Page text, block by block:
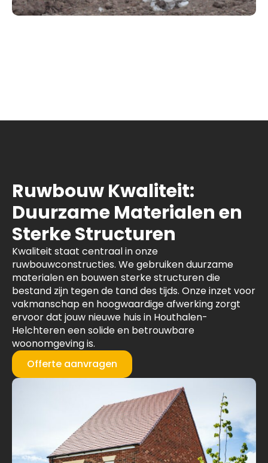
Ruwbouw Kwaliteit:
Duurzame Materialen en
Sterke Structuren
Kwaliteit staat centraal in onze
ruwbouwconstructies. We gebruiken duurzame
materialen en bouwen sterke structuren die
bestand zijn tegen de tand des tijds. Onze inzet voor
vakmanschap en hoogwaardige afwerking zorgt
ervoor dat jouw nieuwe huis in Houthalen-
Helchteren een solide en betrouwbare
woonomgeving is.
Offerte aanvragen